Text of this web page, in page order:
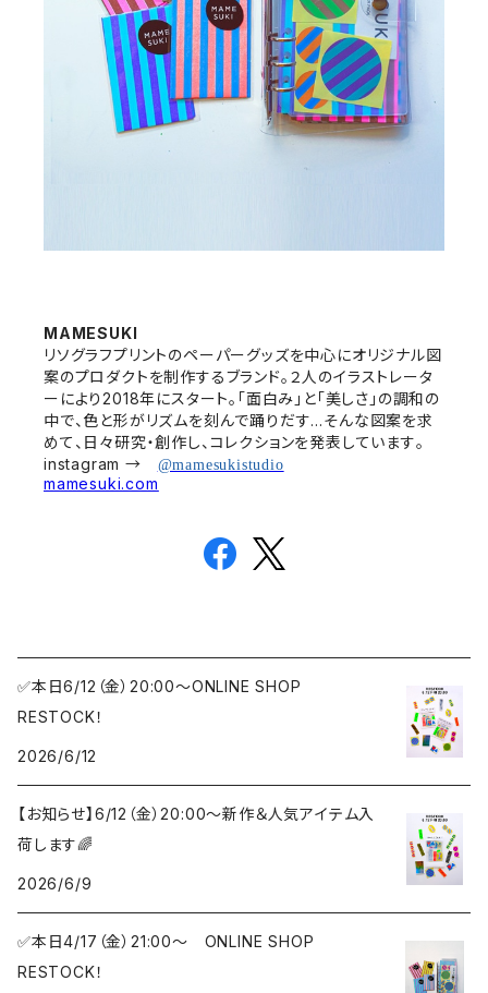
MAMESUKI
リソグラフプリントのペーパーグッズを中心にオリジナル図
案のプロダクトを制作するブランド。２人のイラストレータ
ーにより2018年にスタート。「面白み」と「美しさ」の調和の
中で、色と形がリズムを刻んで踊りだす…そんな図案を求
めて、日々研究・創作し、コレクションを発表しています。
instagram →
@mamesukistudio
mamesuki.com
✅本日6/12（金）20:00〜ONLINE SHOP
RESTOCK！
2026/6/12
【お知らせ】6/12（金）20:00〜新作＆人気アイテム入
荷します🌈
2026/6/9
✅本日4/17（金）21:00〜 ONLINE SHOP
RESTOCK！